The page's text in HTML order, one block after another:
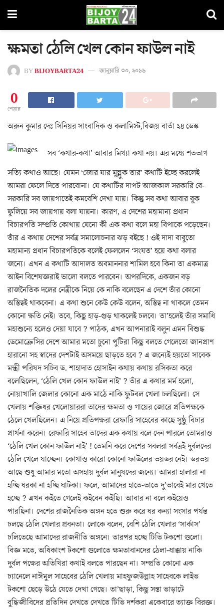
ক্ষমতা ঠেলি খেল কোন ফাউল নাই
BYBIJOYBARTA24 জানুয়ারি ৩০, ২০১৬
0
শেয়ার
অরুন কুমার দেঃ সিনিয়র সাংবাদিক ও কলামিস্ট,বিজয় বার্তা ২৪ ডেস্ক
সব ‘কথার-কথা’ আবার মিথ্যা কথা নয়। এর মধ্যে শতভাগ
সত্যি কথাও আছে। যেমন ‘জোর যার মুল্লুক তার’ কথাটি ইচ্ছে করলেই
আমরা ফেলে দিতে পারবোনা। যে কথাটির দাপট আজকাল সরকারি বে-
সরকারি সব জায়গাতেই কমবেশি দেখা যায়। কিন্তু সব কথা আবার বুক
ফুলিয়ে সব জায়গায় বলা যায়না। কারণ, এ দেশের মহামান্য প্রধান
বিচারপতি সম্প্রতি কোথায় যেনো কী এক কথা বলে মহা বিপাকে পড়েছেন।
তাঁর এ কথায় দেশের সর্বত্র সমালোচনার ঝড় বইছে ! ওই দাদা বাবুতো
মহামান্য প্রধান বিচারপতিকে বলেই ফেললেন ‘সংযত’ হয়ে কথা বলার
জন্যে। এখন এ কথাটি আদালত অবমাননার শামিল হবে কিনা তা একমাত্র
আইন বিশেষজ্ঞরাই ভালো বলতে পারবেন। অপরদিকে, একজন বড়
রাজনৈতিক দলের নেত্রীকে নিয়ে কে নাকি বলেছেন এ দেশে তাঁর কোনো
অস্তিত্বই থাকবেনা। এ কথা শুনে কেউ কেউ বলেন, অস্তিত্ব না থাকলে তেমন
কোনো ক্ষতি নেই। তবে, কিছু হাড়-গুড় থাকলেই চলবে। তা’হলেই তাঁর সমাধি
মহাশুন্যে হলেও দেয়া যাবে ? পাঠক, এখন আপনারাই বলুন এমন বিশুদ্ধ
ডেমোক্রেসির দেশে আমার মতো চুনো পুটিরা কিছু বলতে গেলেতো জানপ্রাণ
হারানো সহ স্বাদের দেশটাই অসময়ে ছাড়তে হবে ? এ জন্যেই হয়তো সাবেক
মন্ত্রী পরিষদ সচিব ড. শাহাদাত হোসাইন কথায় কথায় রসিকতা করে
বলেছিলেন, ‘ঠেলি খেল কোন ফাউল নাই’ ? তাঁর এ কথার মর্ম হলো,
নোয়াখালি জেলার কোনো এক মাঠে নাকি ফুটবল খেলা চলছিলো। সে
খেলায় শক্তিধর খেলোয়াররা তাদের ক্ষমতা ও গায়ের জোরে প্রতিপক্ষকে
ঠেলে খেলছিলেন। এ নিয়ে প্রতিপক্ষরা রেফারি সাহেবের কাছে সুষ্ঠু বিচার
প্রার্থনা করেন। রেফারি সাহেব তাদের এক কথায় বলে দেন পারলে তোমরাও
‘ঠেলি খেল কোন ফাউল নাই’ ! তেমনি করে দেশের সবলরা সর্বত্রই দুর্বলদের
ঠেলি খেলে যাচ্ছেন। কোথাও কারো কোনো ফাউলের ভয়ডর নেই। ডরভয়
আছে শুধু আমার মতো অসহায় দুর্বল মানুষদের জন্যে। আমরা হালারা না
হচ্ছি ঘরকা না হচ্ছি ঘাটকা। ফলে, আমাদের হাতে-ভাতে দু’ভাবেই মার খেতে
হচ্ছে ? এখন কইতে গেলেই কইবেন কইছি। আবার না বলে কইয়েও
পারছিনা। দেশের রাজনৈতিক অঙ্গন হতে শুরু করে ঘর কন্যা সংসার পর্যন্ত
চলছে ঠেলি খেলার প্রবনতা। লোকে বলেন, বেশি ঠেলি খেলার ‘সার্কাস’
চলিতেছে আমাদের রাজনীতি অঙ্গনে। তারপর হচ্ছে টিভি টকশো গুলো।
বিজ্ঞ মতে, অধিকাংশ টকশো গুলোতে ক্ষমতাবানদের ঠেলা-ধাক্কায় নাকি
দুর্বল পক্ষের অতিথিরা কথাই বলতে পারছেন না। সম্প্রতি কোনো এক
চ্যানেলে নাঈমুল সাহেবের ঠেলি খেলায় মাহফুজউল্লাহ সাহেবকে লাইভ
টকশো ছেড়ে উঠে যেতে দেখা গেছে। তা’ছাড়া, কিছু সস্তা ভাড়াটে
বুদ্ধিজীবিদের প্রতিদিন দেখতে দেখতে টিভি দর্শকরা একেবারে ত্যাক্ত বিরক্ত।